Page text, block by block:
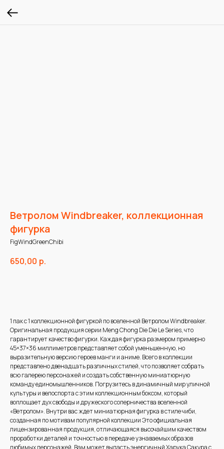
Ветролом Windbreaker, коллекционная
фигурка
FigWindGreenChibi
650,00 р.
1 пак с 1 коллекционной фигуркой по вселенной Ветролом Windbreaker.
Оригинальная продукция серии Meng Chong Die Die Le Series, что
гарантирует качество фигурки. Каждая фигурка размером примерно
45×37×36 миллиметров представляет собой уменьшенную, но
выразительную версию героев манги и аниме. Всего в коллекции
представлено двенадцать различных стилей, что позволяет собрать
всю галерею персонажей и создать собственную миниатюрную
команду единомышленников. Погрузитесь в динамичный мир уличной
культуры и велоспорта с этим коллекционным боксом, который
воплощает дух свободы и дружеского соперничества вселенной
«Ветролом». Внутри вас ждет миниатюрная фигурка в стиле чиби,
созданная по мотивам популярной коллекции Это официальная
лицензированная продукция, отличающаяся высочайшим качеством
проработки деталей и точностью в передаче узнаваемых образов